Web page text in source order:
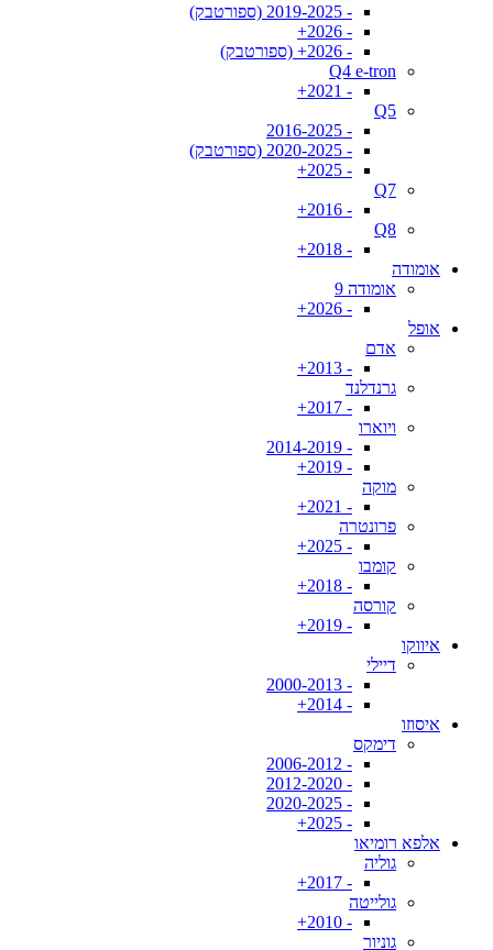
- 2019-2025 (ספורטבק)
- 2026+
- 2026+ (ספורטבק)
Q4 e-tron
- 2021+
Q5
- 2016-2025
- 2020-2025 (ספורטבק)
- 2025+
Q7
- 2016+
Q8
- 2018+
אומודה
אומודה 9
- 2026+
אופל
אדם
- 2013+
גרנדלנד
- 2017+
ויוארו
- 2014-2019
- 2019+
מוקה
- 2021+
פרונטרה
- 2025+
קומבו
- 2018+
קורסה
- 2019+
איווקו
דיילי
- 2000-2013
- 2014+
איסוזו
דימקס
- 2006-2012
- 2012-2020
- 2020-2025
- 2025+
אלפא רומיאו
גוליה
- 2017+
גולייטה
- 2010+
גוניור